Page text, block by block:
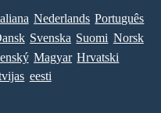
Nederlands Português
Svenska Suomi Norsk
Magyar Hrvatski
eesti